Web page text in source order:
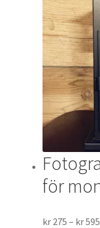
för
kr275 – kr595